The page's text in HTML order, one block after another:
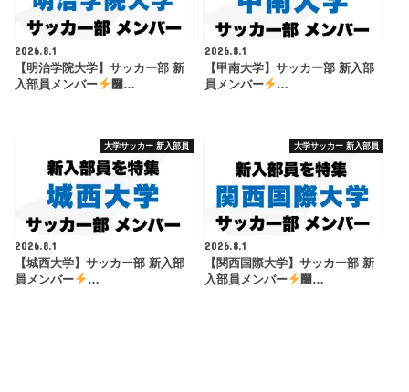
2026.8.1
【明治学院大学】サッカー部 新
入部員メンバー
࿠…
2026.8.1
【甲南大学】サッカー部 新入部
員メンバー
…
大学サッカー 新入部員
2026.8.1
【城西大学】サッカー部 新入部
員メンバー
…
大学サッカー 新入部員
2026.8.1
【関西国際大学】サッカー部 新
入部員メンバー
࿠…